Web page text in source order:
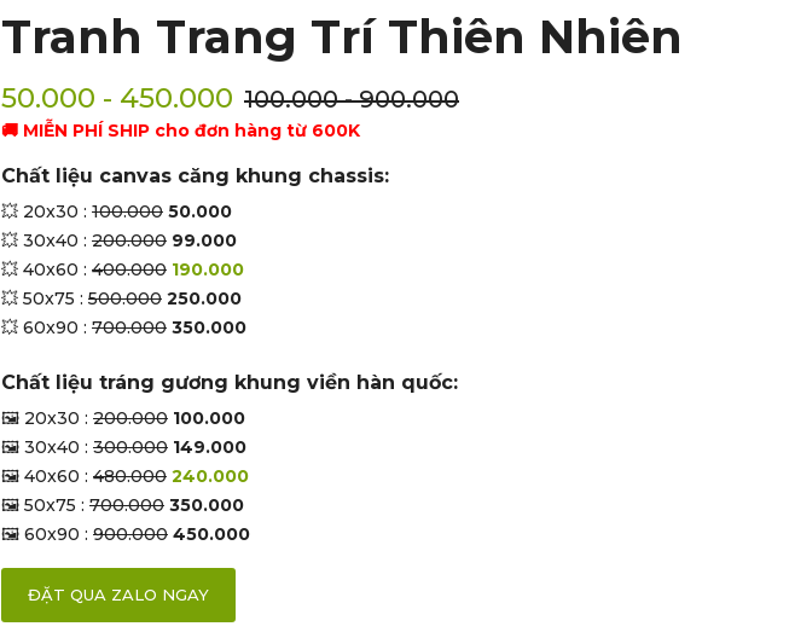
Tranh Trang Trí Thiên Nhiên
50.000 - 450.000 100.000 - 900.000
🚚 MIỄN PHÍ SHIP cho đơn hàng từ 600K
Chất liệu canvas căng khung chassis:
💥 20x30 : 100.000 50.000
💥 30x40 : 200.000 99.000
💥 40x60 : 400.000 190.000
💥 50x75 : 500.000 250.000
💥 60x90 : 700.000 350.000
Chất liệu tráng gương khung viền hàn quốc:
🖼 20x30 : 200.000 100.000
🖼 30x40 : 300.000 149.000
🖼 40x60 : 480.000 240.000
🖼 50x75 : 700.000 350.000
🖼 60x90 : 900.000 450.000
ĐẶT QUA ZALO NGAY